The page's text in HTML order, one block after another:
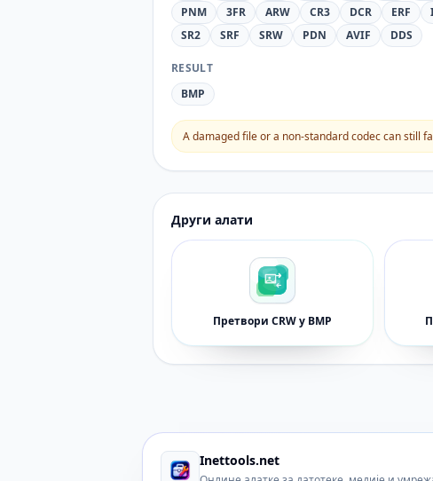
PNM
3FR ARW CR3 DCR ERF
SR2
SRF SRW PDN AVIF DDS
RESULT
BMP
A damaged file or a non-standard codec can still
Други алати
Претвори CRW у BMP
Inettools.net